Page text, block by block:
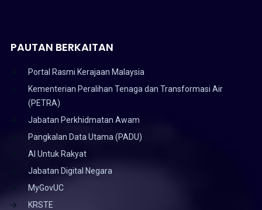
PAUTAN BERKAITAN
Portal Rasmi Kerajaan Malaysia
Kementerian Peralihan Tenaga dan Transformasi Air
(PETRA)
Jabatan Perkhidmatan Awam
Pangkalan Data Utama (PADU)
AI Untuk Rakyat
Jabatan Digital Negara
MyGovUC
KRSTE